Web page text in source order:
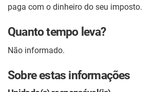
paga com o dinheiro do seu imposto.
Quanto tempo leva?
Não informado.
Sobre estas informações